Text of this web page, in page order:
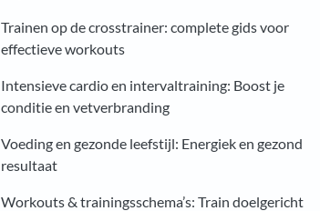
Trainen op de crosstrainer: complete gids voor
effectieve workouts
Intensieve cardio en intervaltraining: Boost je
conditie en vetverbranding
Voeding en gezonde leefstijl: Energiek en gezond
resultaat
Workouts & trainingsschema’s: Train doelgericht